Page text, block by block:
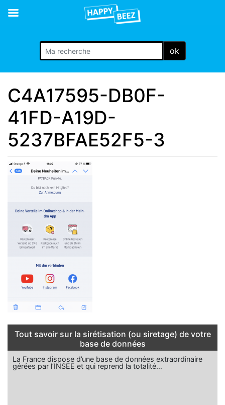
ok
C4A17595-DB0F-
41FD-A19D-
5237BFAE52F5-3
Tout savoir sur la sirétisation (ou siretage) de votre
base de données
La France dispose d’une base de données extraordinaire
gérées par l’INSEE et qui reprend la totalité…